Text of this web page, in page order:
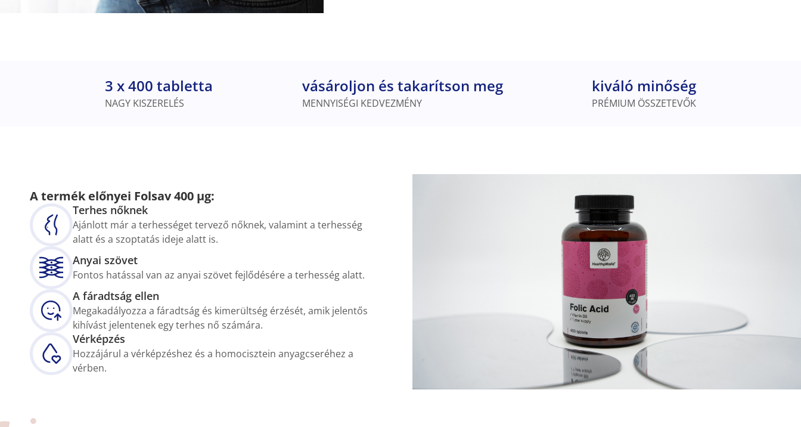
3 x 400 tabletta
NAGY KISZERELÉS
vásároljon és takarítson meg
MENNYISÉGI KEDVEZMÉNY
kiváló minőség
PRÉMIUM ÖSSZETEVŐK
A termék előnyei Folsav 400 µg:
Terhes nőknek
Ajánlott már a terhességet tervező nőknek, valamint a terhesség
alatt és a szoptatás ideje alatt is.
Anyai szövet
Fontos hatással van az anyai szövet fejlődésére a terhesség alatt.
A fáradtság ellen
Megakadályozza a fáradtság és kimerültség érzését, amik jelentős
kihívást jelentenek egy terhes nő számára.
Vérképzés
Hozzájárul a vérképzéshez és a homocisztein anyagcseréhez a
vérben.